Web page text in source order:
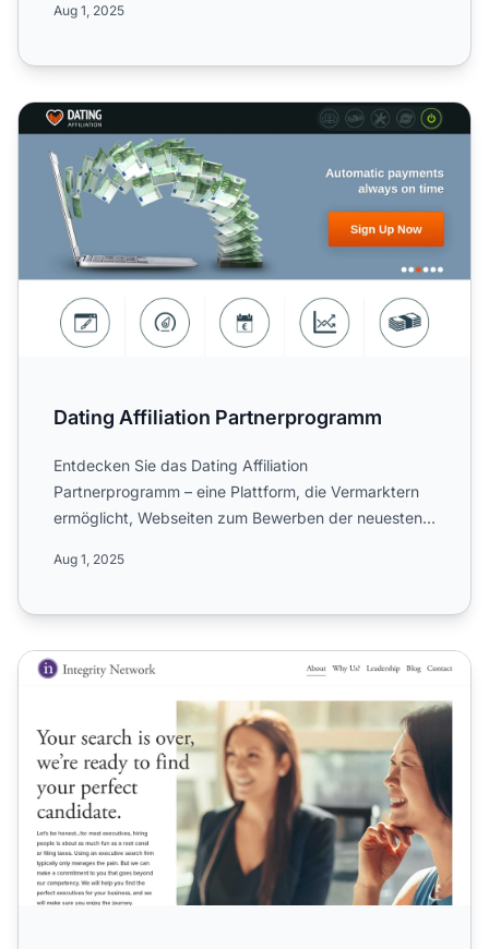
Aug 1, 2025
Dating Affiliation Partnerprogramm
Dating Affiliation Partnerprogramm
Entdecken Sie das Dating Affiliation
Partnerprogramm – eine Plattform, die Vermarktern
ermöglicht, Webseiten zum Bewerben der neuesten
Aug 1, 2025
Integrity Network Partnerprogramm